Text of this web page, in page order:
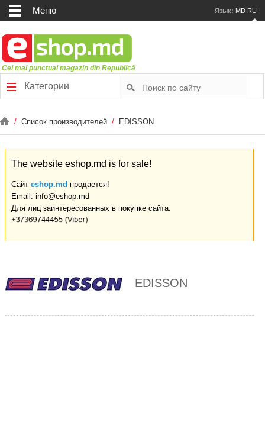
Меню Язык: MD RU
Cel mai punctual magazin din Republică
Категории
/ Список производителей / EDISSON
The website eshop.md is for sale!
Сайт eshop.md продается!
Email: info@eshop.md
Для лиц заинтересованных в покупке сайта:
EDISSON